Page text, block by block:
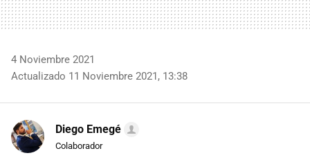
4 Noviembre 2021
Actualizado 11 Noviembre 2021, 13:38
Diego Emegé
Colaborador